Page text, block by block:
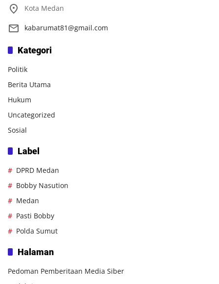
Kota Medan
kabarumat81@gmail.com
Kategori
Politik
Berita Utama
Hukum
Uncategorized
Sosial
Label
DPRD Medan
Bobby Nasution
Medan
Pasti Bobby
Polda Sumut
Halaman
Pedoman Pemberitaan Media Siber